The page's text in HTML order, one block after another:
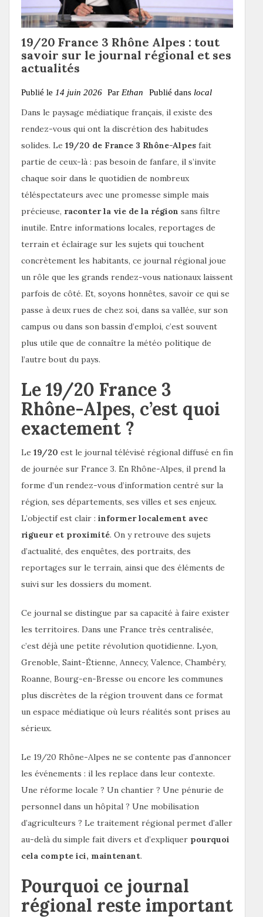
19/20 France 3 Rhône Alpes : tout
savoir sur le journal régional et ses
actualités
Publié le 14 juin 2026 Par Ethan Publié dans local
Dans le paysage médiatique français, il existe des
rendez-vous qui ont la discrétion des habitudes
solides. Le 19/20 de France 3 Rhône-Alpes fait
partie de ceux-là : pas besoin de fanfare, il s’invite
chaque soir dans le quotidien de nombreux
téléspectateurs avec une promesse simple mais
précieuse, raconter la vie de la région sans filtre
inutile. Entre informations locales, reportages de
terrain et éclairage sur les sujets qui touchent
concrètement les habitants, ce journal régional joue
un rôle que les grands rendez-vous nationaux laissent
parfois de côté. Et, soyons honnêtes, savoir ce qui se
passe à deux rues de chez soi, dans sa vallée, sur son
campus ou dans son bassin d’emploi, c’est souvent
plus utile que de connaître la météo politique de
l’autre bout du pays.
Le 19/20 France 3
Rhône-Alpes, c’est quoi
exactement ?
Le 19/20 est le journal télévisé régional diffusé en fin
de journée sur France 3. En Rhône-Alpes, il prend la
forme d’un rendez-vous d’information centré sur la
région, ses départements, ses villes et ses enjeux.
L’objectif est clair : informer localement avec
rigueur et proximité. On y retrouve des sujets
d’actualité, des enquêtes, des portraits, des
reportages sur le terrain, ainsi que des éléments de
suivi sur les dossiers du moment.
Ce journal se distingue par sa capacité à faire exister
les territoires. Dans une France très centralisée,
c’est déjà une petite révolution quotidienne. Lyon,
Grenoble, Saint-Étienne, Annecy, Valence, Chambéry,
Roanne, Bourg-en-Bresse ou encore les communes
plus discrètes de la région trouvent dans ce format
un espace médiatique où leurs réalités sont prises au
sérieux.
Le 19/20 Rhône-Alpes ne se contente pas d’annoncer
les événements : il les replace dans leur contexte.
Une réforme locale ? Un chantier ? Une pénurie de
personnel dans un hôpital ? Une mobilisation
d’agriculteurs ? Le traitement régional permet d’aller
au-delà du simple fait divers et d’expliquer pourquoi
cela compte ici, maintenant.
Pourquoi ce journal
régional reste important